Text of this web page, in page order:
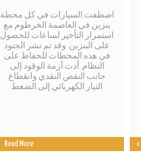
اصطفت السيارات في كل محطة
بنزين في العاصمة الخرطوم مع
استمرار التأخير لساعات للحصول
على البنزين. وقد تم نشر الجنود
في هذه المحطات للحفاظ على
النظام. أدت أزمة الوقود إلى
جانب النقص النقدي وانقطاع
التيار الكهربائي إلى الضغط
Read More